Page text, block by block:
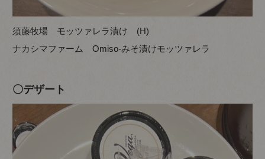
須藤牧場 モッツァレラ漬け (H)
ナカシマファーム Omiso-みそ漬けモッツァレラ
〇デザート